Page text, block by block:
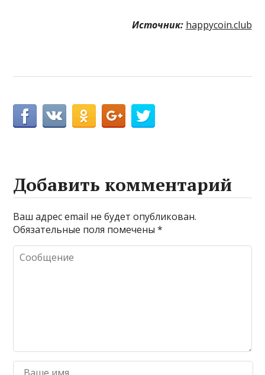
Источник: happycoin.club
Добавить комментарий
Ваш адрес email не будет опубликован.
Обязательные поля помечены*